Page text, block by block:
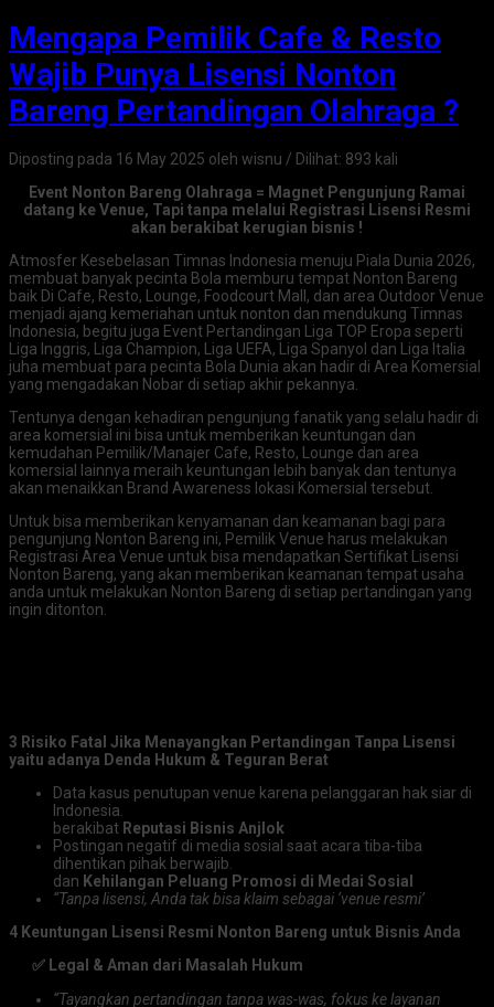
Mengapa Pemilik Cafe & Resto
Wajib Punya Lisensi Nonton
Bareng Pertandingan Olahraga ?
Diposting pada 16 May 2025 oleh wisnu / Dilihat: 893 kali
Event Nonton Bareng Olahraga = Magnet Pengunjung Ramai
datang ke Venue, Tapi tanpa melalui Registrasi Lisensi Resmi
akan berakibat kerugian bisnis !
Atmosfer Kesebelasan Timnas Indonesia menuju Piala Dunia 2026,
membuat banyak pecinta Bola memburu tempat Nonton Bareng
baik Di Cafe, Resto, Lounge, Foodcourt Mall, dan area Outdoor Venue
menjadi ajang kemeriahan untuk nonton dan mendukung Timnas
Indonesia, begitu juga Event Pertandingan Liga TOP Eropa seperti
Liga Inggris, Liga Champion, Liga UEFA, Liga Spanyol dan Liga Italia
juha membuat para pecinta Bola Dunia akan hadir di Area Komersial
yang mengadakan Nobar di setiap akhir pekannya.
Tentunya dengan kehadiran pengunjung fanatik yang selalu hadir di
area komersial ini bisa untuk memberikan keuntungan dan
kemudahan Pemilik/Manajer Cafe, Resto, Lounge dan area
komersial lainnya meraih keuntungan lebih banyak dan tentunya
akan menaikkan Brand Awareness lokasi Komersial tersebut.
Untuk bisa memberikan kenyamanan dan keamanan bagi para
pengunjung Nonton Bareng ini, Pemilik Venue harus melakukan
Registrasi Area Venue untuk bisa mendapatkan Sertifikat Lisensi
Nonton Bareng, yang akan memberikan keamanan tempat usaha
anda untuk melakukan Nonton Bareng di setiap pertandingan yang
ingin ditonton.
3 Risiko Fatal Jika Menayangkan Pertandingan Tanpa Lisensi
yaitu adanya Denda Hukum & Teguran Berat
Data kasus penutupan venue karena pelanggaran hak siar di
Indonesia.
berakibat Reputasi Bisnis Anjlok
Postingan negatif di media sosial saat acara tiba-tiba
dihentikan pihak berwajib.
dan Kehilangan Peluang Promosi di Medai Sosial
“Tanpa lisensi, Anda tak bisa klaim sebagai ‘venue resmi’
4 Keuntungan Lisensi Resmi Nonton Bareng untuk Bisnis Anda
✅ Legal & Aman dari Masalah Hukum
“Tayangkan pertandingan tanpa was-was, fokus ke layanan